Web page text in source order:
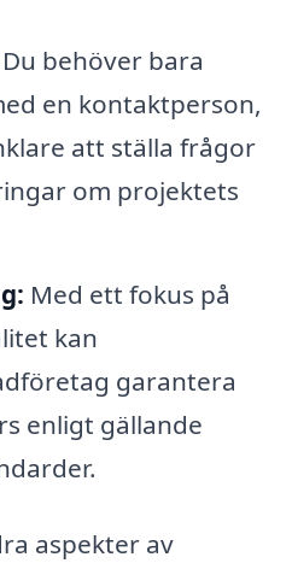
Du behöver bara
en kontaktperson,
att ställa frågor
om projektets
Med ett fokus på
kan
garantera
enligt gällande
aspekter av